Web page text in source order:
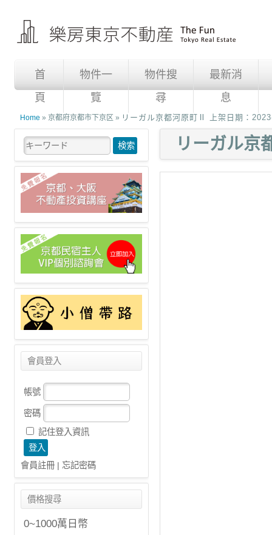
首
頁
物件一
覽
物件搜
尋
最新消
息
Home » 京都府京都市下京区 » リーガル京都河原町Ⅱ 上架日期：
リーガル京
會員登入
帳號
密碼
記住登入資訊
會員註冊 | 忘記密碼
價格搜尋
0~1000萬日幣